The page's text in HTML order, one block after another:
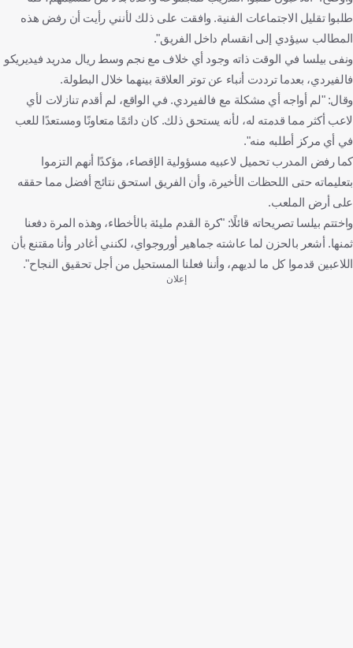
طلبوا تقليل الاجتماعات الفنية. وافقت على ذلك لأنني رأيت أن رفض هذه
المطالب سيؤدي إلى انقسام داخل الفريق".
ونفى بيلسا في الوقت ذاته وجود أي خلاف مع نجم وسط ريال مدريد فيديريكو
فالفيردي، بعدما ترددت أنباء عن توتر العلاقة بينهما خلال البطولة.
وقال: "لم أواجه أي مشكلة مع فالفيردي. في الواقع، لم أقدم تنازلات لأي
لاعب أكثر مما قدمته له، لأنه يستحق ذلك. كان دائمًا متعاونًا ومستعدًا للعب
في أي مركز أطلبه منه".
كما رفض المدرب تحميل لاعبيه مسؤولية الإقصاء، مؤكدًا أنهم التزموا
بتعليماته حتى اللحظات الأخيرة، وأن الفريق استحق نتائج أفضل مما حققه
على أرض الملعب.
واختتم بيلسا تصريحاته قائلًا: "كرة القدم مليئة بالأخطاء، وهذه المرة دفعنا
ثمنها. أشعر بالحزن لما عاشته جماهير أوروجواي، لكنني أغادر وأنا مقتنع بأن
اللاعبين قدموا كل ما لديهم، وأننا فعلنا المستحيل من أجل تحقيق النجاح".
إعلان